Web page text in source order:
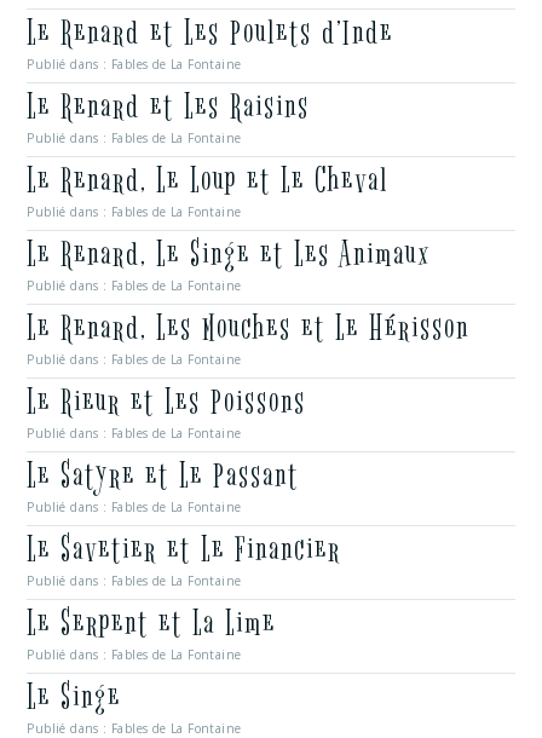
Le Renard et Les Poulets d’Inde
Publié dans : Fables de La Fontaine
Le Renard et Les Raisins
Publié dans : Fables de La Fontaine
Le Renard, Le Loup et Le Cheval
Publié dans : Fables de La Fontaine
Le Renard, Le Singe et Les Animaux
Publié dans : Fables de La Fontaine
Le Renard, Les Mouches et Le Hérisson
Publié dans : Fables de La Fontaine
Le Rieur et Les Poissons
Publié dans : Fables de La Fontaine
Le Satyre et Le Passant
Publié dans : Fables de La Fontaine
Le Savetier et Le Financier
Publié dans : Fables de La Fontaine
Le Serpent et La Lime
Publié dans : Fables de La Fontaine
Le Singe
Publié dans : Fables de La Fontaine